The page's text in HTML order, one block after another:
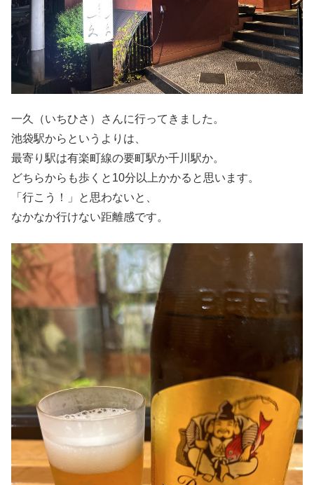
一久（いちひさ）さんに行ってきました。
池袋駅からというよりは、
最寄り駅は有楽町線の要町駅か千川駅か。
どちらからも歩くと10分以上かかると思います。
「行こう！」と思わないと、
なかなか行けない距離感です。